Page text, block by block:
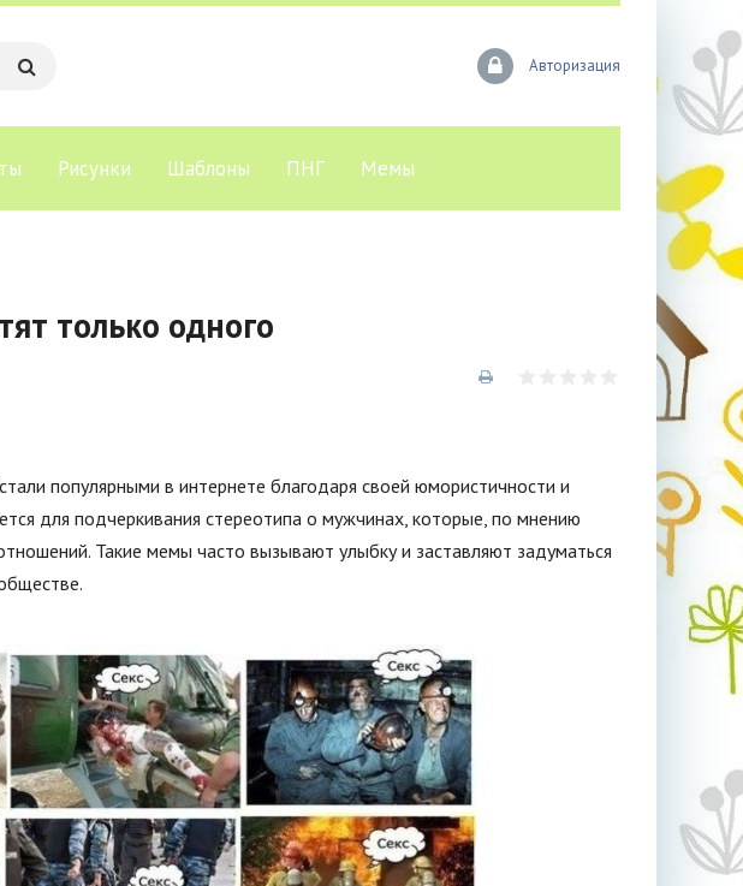
Авторизация
Рисунки Шаблоны ПНГ Мемы
только одного
популярными в интернете благодаря своей юмористичности и
для подчеркивания стереотипа о мужчинах, которые, по мнению
Такие мемы часто вызывают улыбку и заставляют задуматься